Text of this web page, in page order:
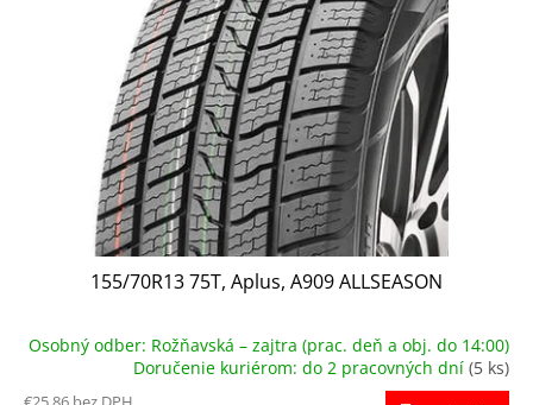
155/70R13 75T, Aplus, A909 ALLSEASON
Osobný odber: Rožňavská – zajtra (prac. deň a obj. do 14:00)
Doručenie kuriérom: do 2 pracovných dní (5 ks)